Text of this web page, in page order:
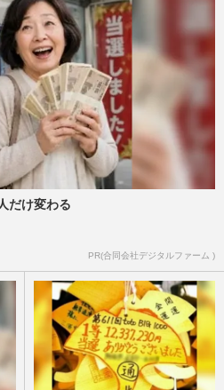
だけ変わる
PR(合同会社デジタルファーム )